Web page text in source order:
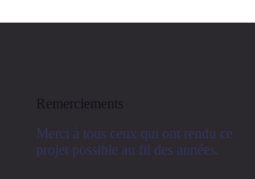
Remerciements
Merci à tous ceux qui ont rendu ce
projet possible au fil des années.